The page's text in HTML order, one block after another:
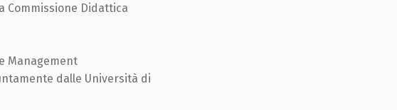
Commissione Didattica
Management
dalle Università di